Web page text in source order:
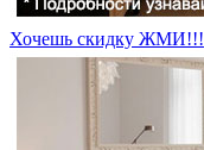
Хочешь скидку ЖМИ!!!